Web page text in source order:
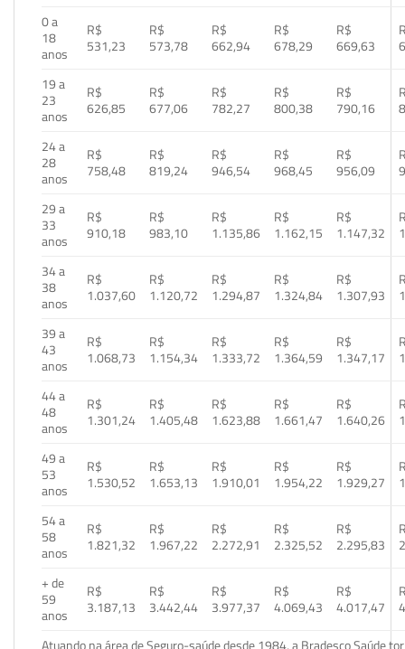
0 a
18
anos
R$
531,23
R$
573,78
R$
662,94
R$
678,29
R$
669,63
19 a
23
anos
R$
626,85
R$
677,06
R$
782,27
R$
800,38
R$
790,16
24 a
28
anos
R$
758,48
R$
819,24
R$
946,54
R$
968,45
R$
956,09
29 a
33
anos
R$
910,18
R$
983,10
R$
1.135,86
R$
1.162,15
R$
1.147,32
34 a
38
anos
R$
1.037,60
R$
1.120,72
R$
1.294,87
R$
1.324,84
R$
1.307,93
39 a
43
anos
R$
1.068,73
R$
1.154,34
R$
1.333,72
R$
1.364,59
R$
1.347,17
44 a
48
anos
R$
1.301,24
R$
1.405,48
R$
1.623,88
R$
1.661,47
R$
1.640,26
49 a
53
anos
R$
1.530,52
R$
1.653,13
R$
1.910,01
R$
1.954,22
R$
1.929,27
54 a
58
anos
R$
1.821,32
R$
1.967,22
R$
2.272,91
R$
2.325,52
R$
2.295,83
+ de
59
anos
R$
3.187,13
R$
3.442,44
R$
3.977,37
R$
4.069,43
R$
4.017,47